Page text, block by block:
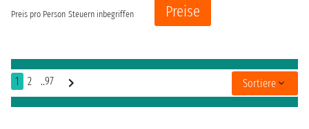
Preis pro Person Steuern inbegriffen Preise
1 2 ..97 Sortiere